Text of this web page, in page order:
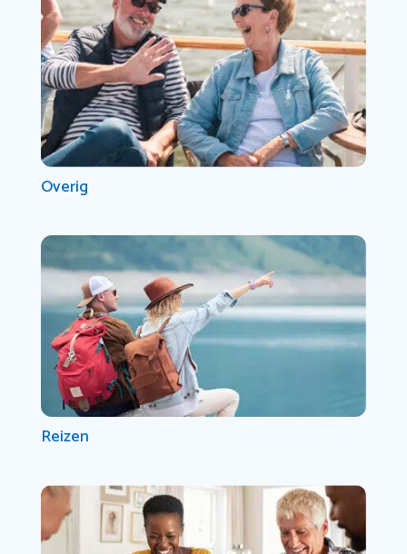
Overig
Reizen